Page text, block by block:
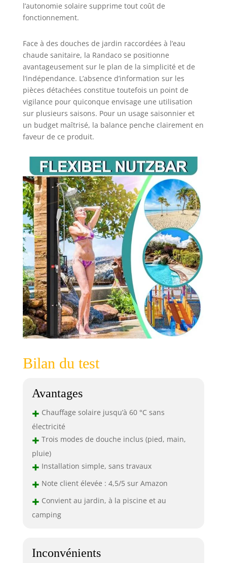
l’autonomie solaire supprime tout coût de
fonctionnement.
Face à des douches de jardin raccordées à l’eau
chaude sanitaire, la Randaco se positionne
avantageusement sur le plan de la simplicité et de
l’indépendance. L’absence d’information sur les
pièces détachées constitue toutefois un point de
vigilance pour quiconque envisage une utilisation
sur plusieurs saisons. Pour un usage saisonnier et
un budget maîtrisé, la balance penche clairement en
faveur de ce produit.
Bilan du test
Avantages
+ Chauffage solaire jusqu’à 60 °C sans
électricité
+ Trois modes de douche inclus (pied, main,
pluie)
+ Installation simple, sans travaux
+ Note client élevée : 4,5/5 sur Amazon
+ Convient au jardin, à la piscine et au
camping
Inconvénients